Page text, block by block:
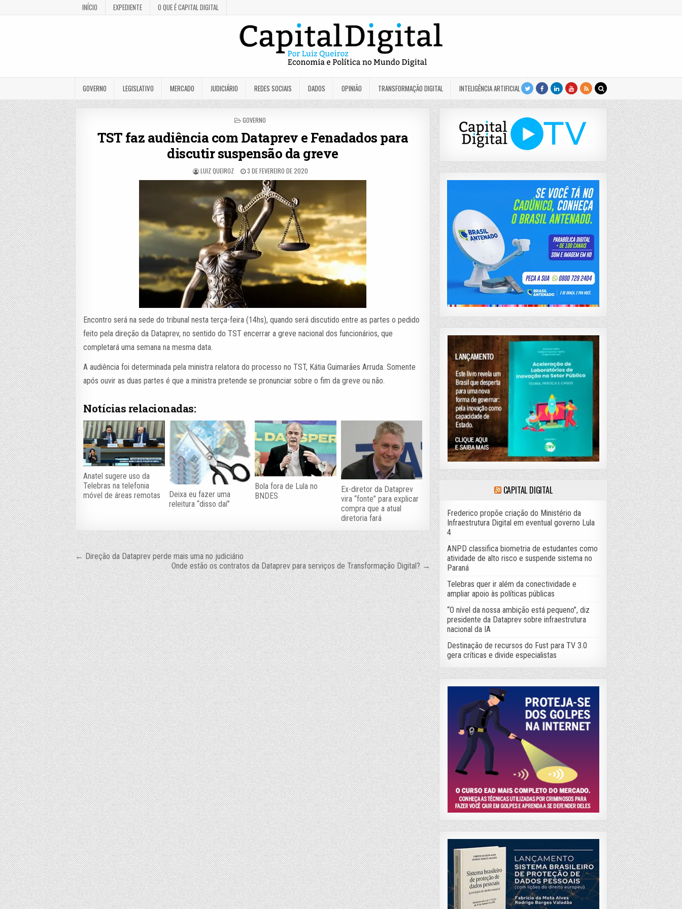
INÍCIO EXPEDIENTE O QUE É CAPITAL DIGITAL
GOVERNO LEGISLATIVO MERCADO JUDICIÁRIO REDES SOCIAIS DADOS OPINIÃO TRANSFORMAÇÃO DIGITAL INTELIGÊNCIA ARTIFICIAL
POSTED
GOVERNO
TST faz audiência com Dataprev e Fenadados para
discutir suspensão da greve
LUIZ QUEIROZ 3 DE FEVEREIRO DE 2020
Encontro será na sede do tribunal nesta terça-feira (14hs), quando será discutido entre as partes o pedido
feito pela direção da Dataprev, no sentido do TST encerrar a greve nacional dos funcionários, que
completará uma semana na mesma data.
A audiência foi determinada pela ministra relatora do processo no TST, Kátia Guimarães Arruda. Somente
após ouvir as duas partes é que a ministra pretende se pronunciar sobre o fim da greve ou não.
Notícias relacionadas:
Anatel sugere uso da
Telebras na telefonia
móvel de áreas remotas
Deixa eu fazer uma
releitura “disso daí”
Bola fora de Lula no
BNDES
Ex-diretor da Dataprev
vira “fonte” para explicar
compra que a atual
diretoria fará
Navegação
de
Post
← Direção da Dataprev perde mais uma no judiciário
Onde estão os contratos da Dataprev para serviços de Transformação Digital? →
CAPITAL DIGITAL
Frederico propõe criação do Ministério da
Infraestrutura Digital em eventual governo Lula
4
ANPD classifica biometria de estudantes como
atividade de alto risco e suspende sistema no
Paraná
Telebras quer ir além da conectividade e
ampliar apoio às políticas públicas
“O nível da nossa ambição está pequeno”, diz
presidente da Dataprev sobre infraestrutura
nacional da IA
Destinação de recursos do Fust para TV 3.0
gera críticas e divide especialistas